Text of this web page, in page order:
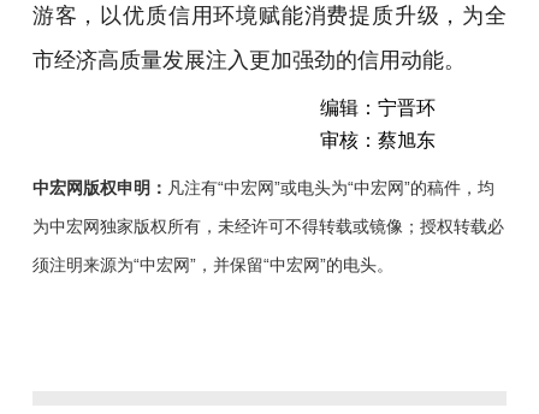
游客，以优质信用环境赋能消费提质升级，为全
市经济高质量发展注入更加强劲的信用动能。
编辑：宁晋环
审核：蔡旭东
中宏网版权申明： 凡注有“中宏网”或电头为“中宏网”的稿件，均
为中宏网独家版权所有，未经许可不得转载或镜像；授权转载必
须注明来源为“中宏网”，并保留“中宏网”的电头。